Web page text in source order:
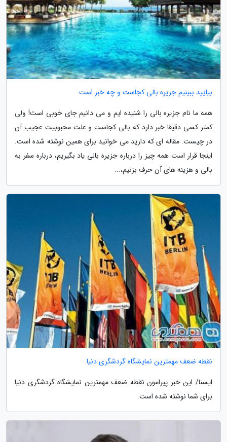
بیایید ببینیم جزیره بالی کجاست و چه خبر است
همه ما نام جزیره بالی را شنیده ایم و می دانیم جای خوبی است! ولی
کمتر کسی دقیقا خبر دارد که بالی کجاست و علت محبوبیت عجیب آن
در چیست. مقاله ای که دارید می خوانید برای همین نوشته شده است.
اینجا قرار است همه چیز را درباره جزیره بالی یاد بگیریم، درباره سفر به
بالی و هزینه های آن حرف بزنیم،...
نقطه ضعف مهمترین نمایشگاه گردشگری دنیا
ایسنا/ این خبر پیرامون نقطه ضعف مهمترین نمایشگاه گردشگری دنیا
برای شما نوشته شده است.